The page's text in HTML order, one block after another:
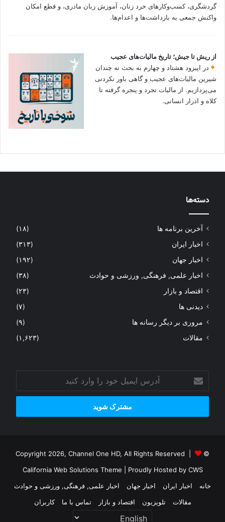
گردشگری، کسب‌وکارهای خرد زنان، آموزش زبان مادری، و قطع امکان
واکنش جمعی به بازداشت‌ها و اعدام‌ها.
از ریش تا جیش؛ تاریخ مالیات‌های عجیب
در اپیزود هشتاد و چهارم به بحث نه چندان
شیرین مالیات‌های عجیب و گاهی باور نکردنی‌
می‌پردازیم. از مالیات تجرد و پنجره گرفته تا
کلاه و ادرار انسانی.
دسته‌ها
آخرین برنامه ها
(۱۸)
اخبار ایران
(۳۱۳)
اخبار جهان
(۱۹۲)
اخبار علمی, فرهنگی, ورزشی و حوادث
(۳۸)
اقتصاد و بازار
(۲۳)
دیدنی ها
(۷)
مروری بر دیگر رسانه ها
(۹)
مقالات
(۱,۶۲۳)
ایمیل
خود
وارد
© Copyright 2026, Channel One HD, All Rights Reserved |
California Web Solutions Theme | Proudly Hosted by CWS
خانه
اخبار ایران اخبار جهان
اخبار علمی, فرهنگی, ورزشی و حوادث
مقالات
تلویزیون اقتصاد و بازار تماس با ما کاربران